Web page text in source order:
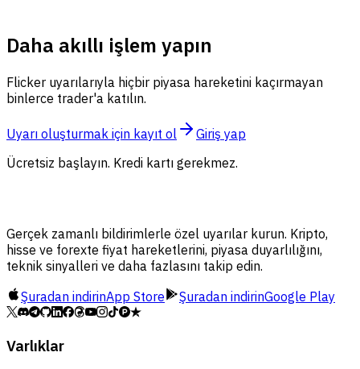
Daha akıllı işlem yapın
Flicker uyarılarıyla hiçbir piyasa hareketini kaçırmayan
binlerce trader'a katılın.
Uyarı oluşturmak için kayıt ol
Giriş yap
Ücretsiz başlayın. Kredi kartı gerekmez.
Gerçek zamanlı bildirimlerle özel uyarılar kurun. Kripto,
hisse ve forexte fiyat hareketlerini, piyasa duyarlılığını,
teknik sinyalleri ve daha fazlasını takip edin.
Şuradan indirinApp Store Şuradan indirinGoogle Play
Varlıklar